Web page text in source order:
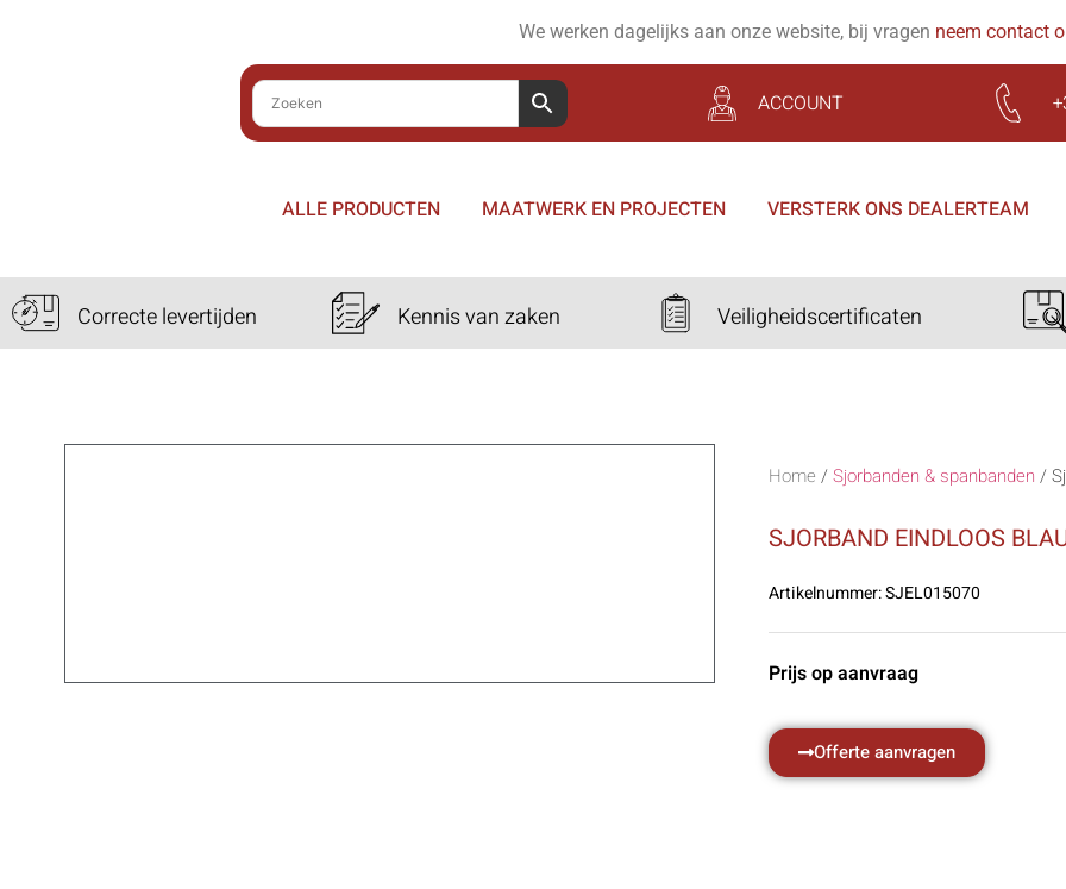
We werken dagelijks aan onze website, bij vragen neem contact
ACCOUNT
ALLE PRODUCTEN MAATWERK EN PROJECTEN VERSTERK ONS DEALERTEAM
Correcte levertijden Kennis van zaken Veiligheidscertificaten
Home /Sjorbanden & spanbanden /
SJORBAND EINDLOOS
Artikelnummer:SJEL015070
Prijs op aanvraag
Offerte aanvragen